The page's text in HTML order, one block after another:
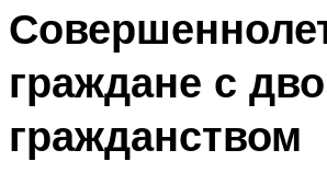
граждане с
гражданством